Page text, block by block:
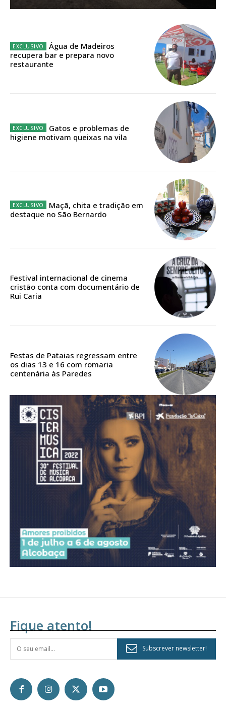
Escolha o plano de assinatura desejado:
32€
Edição em papel entregue à Quinta-feira em sua
casa
Acesso ao conteúdo online
Acesso aos conteúdos Exclusivos para
Escolha o plano
DIGITAL ANUAL
16
12 meses
Acesso ao conteúdo online
Acesso aos conteúdos Exclusivos para
assinantes
Ofertas para assinatura anual
Escolha o plano
Água de Madeiros
recupera bar e prepara novo
restaurante
Gatos e problemas de
higiene motivam queixas na vila
Maçã, chita e tradição em
destaque no São Bernardo
Festival internacional de cinema
cristão conta com documentário de
Rui Caria
Festas de Pataias regressam entre
os dias 13 e 16 com romaria
centenária às Paredes
Fique atento!
Subscrever newsletter!